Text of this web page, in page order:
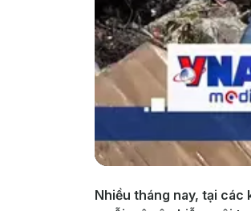
Nhiều tháng nay, tại các